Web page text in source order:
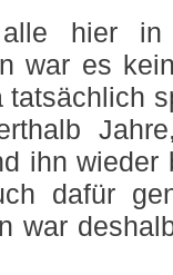
hier in
war es
ihn wieder
dafür
war